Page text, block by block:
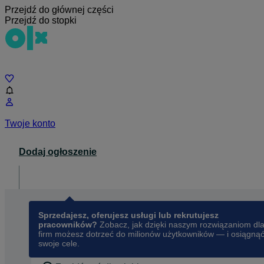
Przejdź do głównej części
Przejdź do stopki
Twoje konto
Dodaj ogłoszenie
Sprzedajesz, oferujesz usługi lub rekrutujesz
pracowników? Zobacz, jak dzięki naszym rozwiązaniom dla
firm możesz dotrzeć do milionów użytkowników — i osiągnąć
swoje cele.